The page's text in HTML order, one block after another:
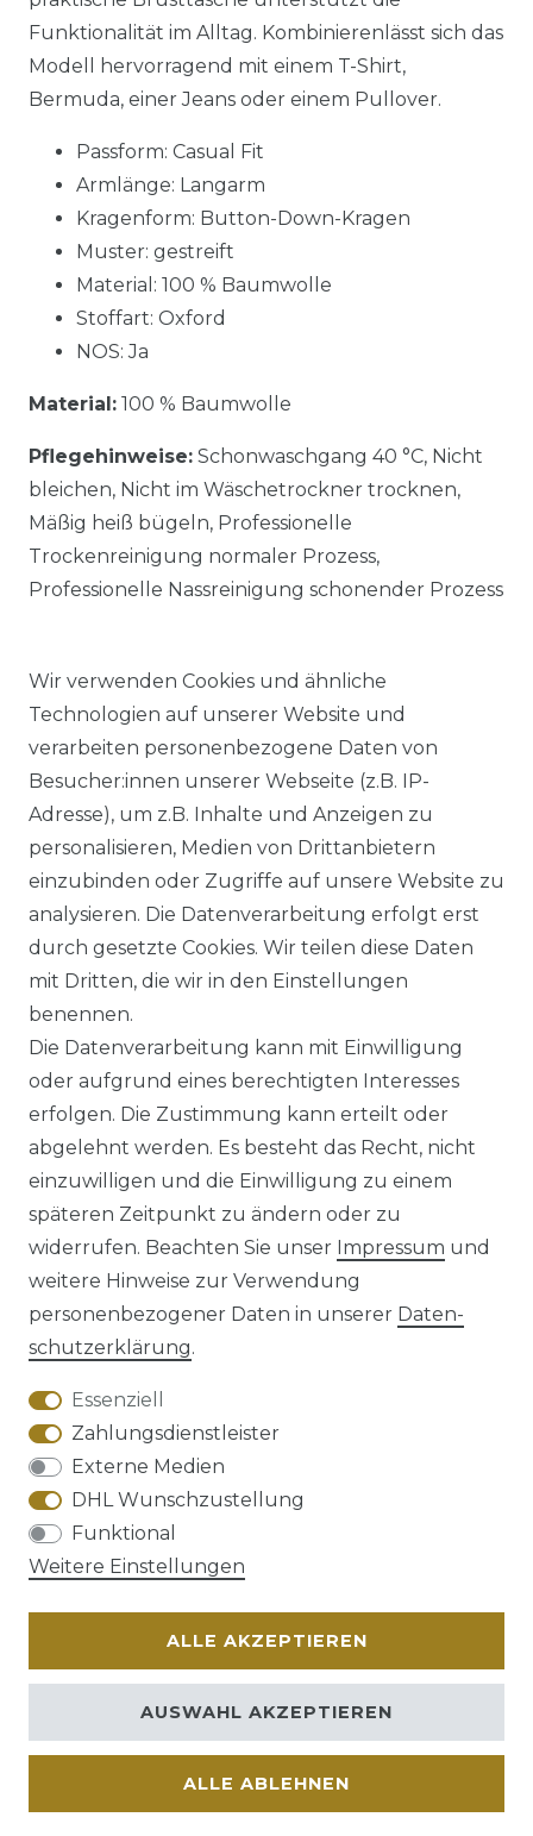
Funktionalität im Alltag. Kombinierenlässt sich das
Modell hervorragend mit einem T-Shirt,
Bermuda, einer Jeans oder einem Pullover.
Passform: Casual Fit
Armlänge: Langarm
Kragenform: Button-Down-Kragen
Muster: gestreift
Material: 100 % Baumwolle
Stoffart: Oxford
NOS: Ja
Material: 100 % Baumwolle
Pflegehinweise: Schonwaschgang 40 °C, Nicht
bleichen, Nicht im Wäschetrockner trocknen,
Mäßig heiß bügeln, Professionelle
Trockenreinigung normaler Prozess,
Professionelle Nassreinigung schonender Prozess
Ähnlicher Artikel
CASAMODA - Casual Fit Hemd
(126130280)
UVP 39,99 €
ab 34,99 € *
Impressum Daten­schutz­erklärung
AGB Barrierefreiheitserklärung
Widerrufs­recht
© Copyright 2026 | Alle Rechte vorbehalten.
Wir verwenden Cookies und ähnliche
Technologien auf unserer Website und
verarbeiten personenbezogene Daten von
Besucher:innen unserer Webseite (z.B. IP-
Adresse), um z.B. Inhalte und Anzeigen zu
personalisieren, Medien von Drittanbietern
einzubinden oder Zugriffe auf unsere Website zu
analysieren. Die Datenverarbeitung erfolgt erst
durch gesetzte Cookies. Wir teilen diese Daten
mit Dritten, die wir in den Einstellungen
benennen.
Die Datenverarbeitung kann mit Einwilligung
oder aufgrund eines berechtigten Interesses
erfolgen. Die Zustimmung kann erteilt oder
abgelehnt werden. Es besteht das Recht, nicht
einzuwilligen und die Einwilligung zu einem
späteren Zeitpunkt zu ändern oder zu
widerrufen. Beachten Sie unser Impressum und
weitere Hinweise zur Verwendung
personenbezogener Daten in unserer Daten­
schutz­erklärung.
Essenziell
Zahlungsdienstleister
Externe Medien
DHL Wunschzustellung
Funktional
Weitere Einstellungen
ALLE AKZEPTIEREN
ALLE ABLEHNEN
AUSWAHL AKZEPTIEREN